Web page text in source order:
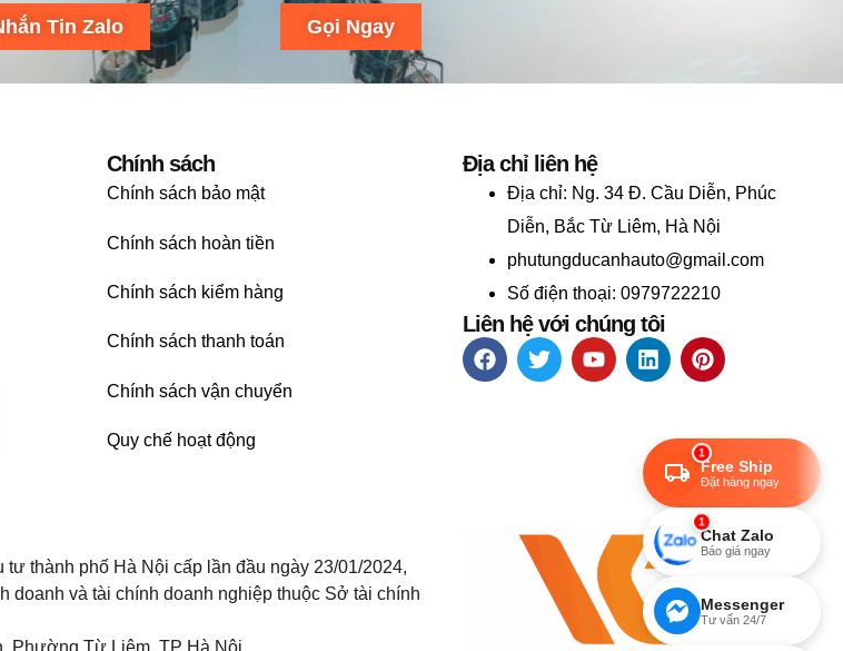
Tin Zalo Gọi Ngay
Chính sách
Chính sách bảo mật
Chính sách hoàn tiền
Chính sách kiểm hàng
Chính sách thanh toán
Chính sách vận chuyển
Quy chế hoạt động
Địa chỉ liên hệ
Địa chỉ: Ng. 34 Đ. Cầu Diễn, Phúc
Diễn, Bắc Từ Liêm, Hà Nội
phutungducanhauto@gmail.com
Số điện thoại: 0979722210
Liên hệ với chúng tôi
thành phố Hà Nội cấp lần đầu ngày 23/01/2024,
doanh và tài chính doanh nghiệp thuộc Sở tài chính
Phường Từ Liêm, TP Hà Nội.
1
Free Ship
Đặt hàng ngay
1
Chat Zalo
Báo giá ngay
Messenger
Tư vấn 24/7